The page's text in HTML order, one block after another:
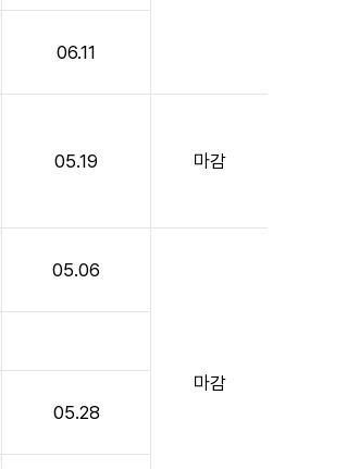
06.11
05.19 마감
05.06
마감
05.28